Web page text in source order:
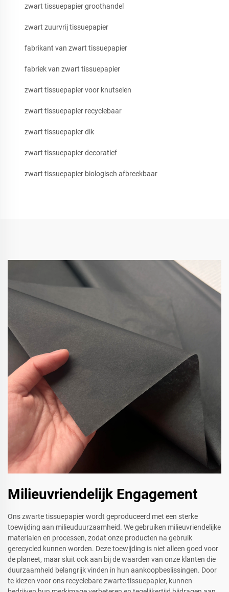
zwart tissuepapier groothandel
zwart zuurvrij tissuepapier
fabrikant van zwart tissuepapier
fabriek van zwart tissuepapier
zwart tissuepapier voor knutselen
zwart tissuepapier recyclebaar
zwart tissuepapier dik
zwart tissuepapier decoratief
zwart tissuepapier biologisch afbreekbaar
Milieuvriendelijk Engagement
Ons zwarte tissuepapier wordt geproduceerd met een sterke
toewijding aan milieuduurzaamheid. We gebruiken milieuvriendelijke
materialen en processen, zodat onze producten na gebruik
gerecycled kunnen worden. Deze toewijding is niet alleen goed voor
de planeet, maar sluit ook aan bij de waarden van onze klanten die
duurzaamheid belangrijk vinden in hun aankoopbeslissingen. Door
te kiezen voor ons recyclebare zwarte tissuepapier, kunnen